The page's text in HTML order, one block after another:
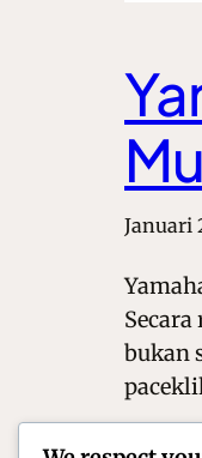
Januari
bukan